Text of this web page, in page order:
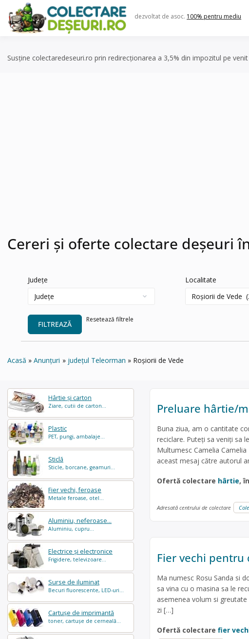
content
dezvoltat de asoc. 100% pentru mediu
Susține colectaredeseuri.ro prin redirecționarea a 3,5% din impozitul pe
Cereri și oferte colectare deșeuri
Județe Localitate
FILTREAZĂ
Resetează filtrele
Acasă Anunțuri județul Teleorman Roșiorii de Vede
Hârtie și carton
Ziare, cutii de carton...
Plastic
PET, pungi, ambalaje...
Sticlă
Sticle, borcane, geamuri...
Fier vechi, feroase
Metale feroase, otel...
Aluminiu, neferoase...
Aluminiu, cupru...
Electrice și electronice
Frigidere, televizoare...
Surse de iluminat
Becuri fluorescente, LED-uri...
Cartușe de imprimantă
toner, cartușe de cerneală...
Preluare hârtie/
Buna ziua, am o cantitate
reciclare. Puteți sa veniți sa
Multumesc Camelia
aceast mesaj către autorul
Ofertă colectare hârtie, în
Adresată centrului de colectare
Fier vechi pentru
Ma numesc Rosu Sanda si
sa vina cu o masina sa le
asemenea volum si
zi […]
Ofertă colectare fier